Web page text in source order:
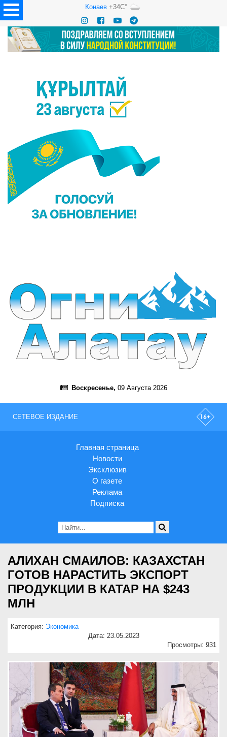
Конаев+34C°
Воскресенье, 09 Августа 2026
СЕТЕВОЕ ИЗДАНИЕ
Главная страница
Новости
Эксклюзив
О газете
Реклама
Подписка
АЛИХАН СМАИЛОВ: КАЗАХСТАН
ГОТОВ НАРАСТИТЬ ЭКСПОРТ
ПРОДУКЦИИ В КАТАР НА $243
МЛН
Категория: Экономика
Дата: 23.05.2023
Просмотры: 931